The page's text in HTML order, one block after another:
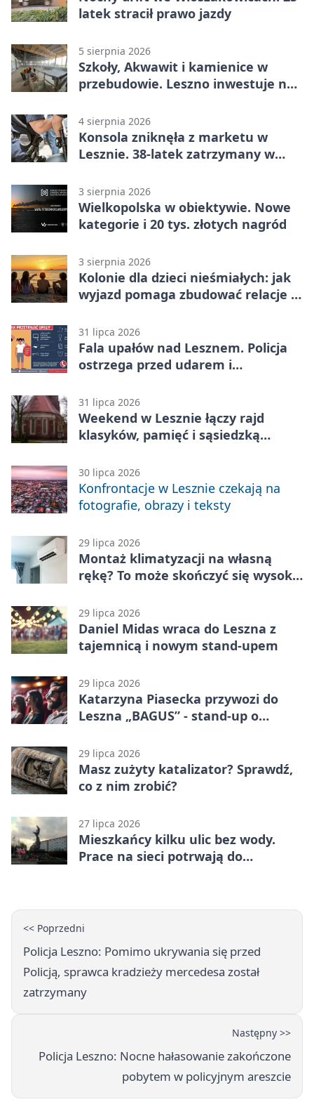
latek stracił prawo jazdy
5 sierpnia 2026
Szkoły, Akwawit i kamienice w
przebudowie. Leszno inwestuje na
4 sierpnia 2026
Konsola zniknęła z marketu w
Lesznie. 38-latek zatrzymany w
3 sierpnia 2026
Wielkopolska w obiektywie. Nowe
kategorie i 20 tys. złotych nagród
3 sierpnia 2026
Kolonie dla dzieci nieśmiałych: jak
wyjazd pomaga zbudować relacje z
31 lipca 2026
Fala upałów nad Lesznem. Policja
ostrzega przed udarem i
31 lipca 2026
Weekend w Lesznie łączy rajd
klasyków, pamięć i sąsiedzką
30 lipca 2026
Konfrontacje w Lesznie czekają na
fotografie, obrazy i teksty
29 lipca 2026
Montaż klimatyzacji na własną
rękę? To może skończyć się wysoką
29 lipca 2026
Daniel Midas wraca do Leszna z
tajemnicą i nowym stand-upem
29 lipca 2026
Katarzyna Piasecka przywozi do
Leszna „BAGUS” - stand-up o
29 lipca 2026
Masz zużyty katalizator? Sprawdź,
co z nim zrobić?
27 lipca 2026
Mieszkańcy kilku ulic bez wody.
Prace na sieci potrwają do
<< Poprzedni
Policja Leszno: Pomimo ukrywania się przed
Policją, sprawca kradzieży mercedesa został
zatrzymany
Następny >>
Policja Leszno: Nocne hałasowanie zakończone
pobytem w policyjnym areszcie